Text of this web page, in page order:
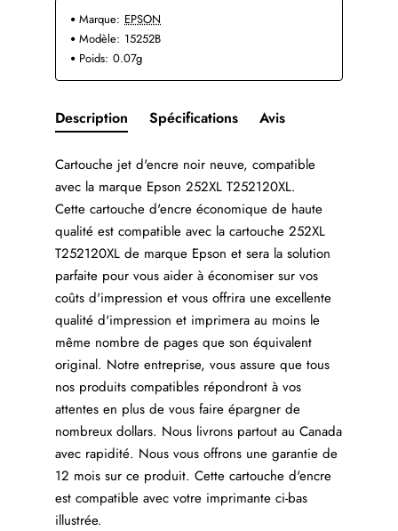
Marque: EPSON
Modèle: 15252B
Poids: 0.07g
Description Spécifications Avis
Cartouche jet d'encre noir neuve, compatible
avec la marque Epson 252XL T252120XL.
Cette cartouche d'encre économique de haute
qualité est compatible avec la cartouche 252XL
T252120XL de marque Epson et sera la solution
parfaite pour vous aider à économiser sur vos
coûts d'impression et vous offrira une excellente
qualité d'impression et imprimera au moins le
même nombre de pages que son équivalent
original. Notre entreprise, vous assure que tous
nos produits compatibles répondront à vos
attentes en plus de vous faire épargner de
nombreux dollars. Nous livrons partout au Canada
avec rapidité. Nous vous offrons une garantie de
12 mois sur ce produit. Cette cartouche d'encre
est compatible avec votre imprimante ci-bas
illustrée.